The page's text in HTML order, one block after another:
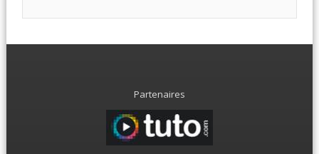
Partenaires